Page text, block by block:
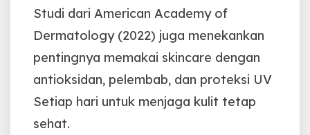
Studi dari American Academy of
Dermatology (2022) juga menekankan
pentingnya memakai skincare dengan
antioksidan, pelembab, dan proteksi UV
Setiap hari untuk menjaga kulit tetap
sehat.